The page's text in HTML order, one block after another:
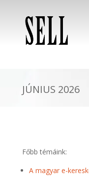
JÚNIUS 2026
Főbb témáink:
A magyar e-